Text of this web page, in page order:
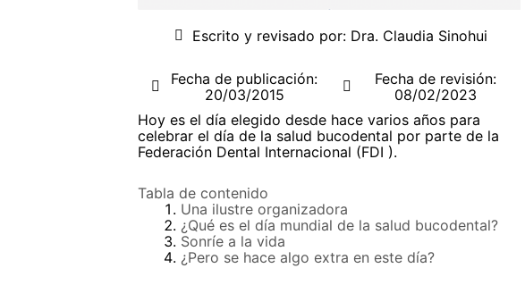
Escrito y revisado por: Dra. Claudia Sinohui
Fecha de publicación:
20/03/2015
Fecha de revisión:
08/02/2023
Hoy es el día elegido desde hace varios años para
celebrar el día de la salud bucodental por parte de la
Federación Dental Internacional (FDI ).
Tabla de contenido
Una ilustre organizadora
¿Qué es el día mundial de la salud bucodental?
Sonríe a la vida
¿Pero se hace algo extra en este día?